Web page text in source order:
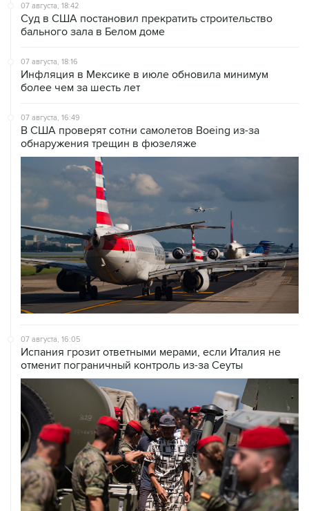
07 августа, 18:42
Суд в США постановил прекратить строительство
бального зала в Белом доме
07 августа, 18:16
Инфляция в Мексике в июле обновила минимум
более чем за шесть лет
07 августа, 16:49
В США проверят сотни самолетов Boeing из-за
обнаружения трещин в фюзеляже
07 августа, 16:05
Испания грозит ответными мерами, если Италия не
отменит пограничный контроль из-за Сеуты